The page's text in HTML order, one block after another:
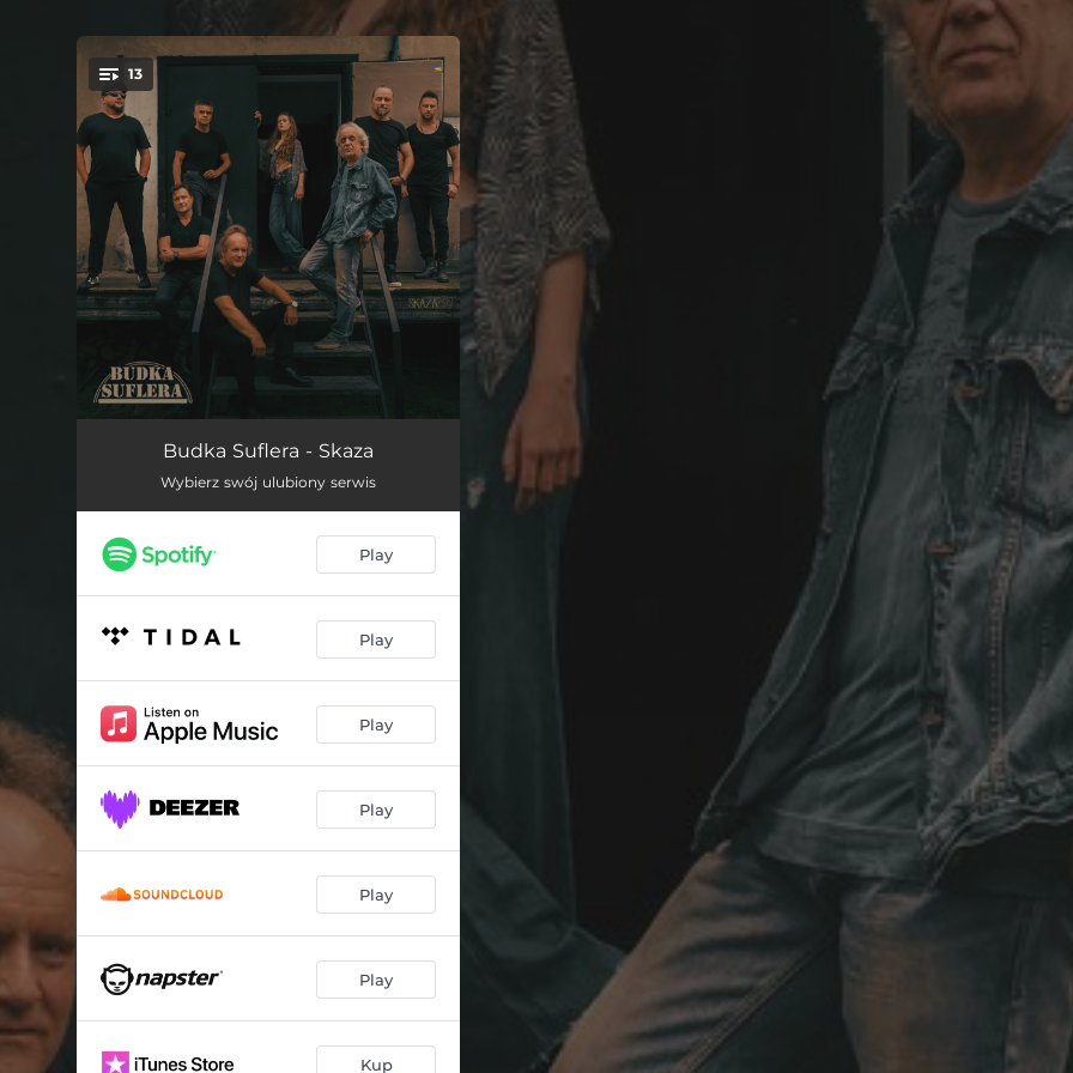
You're all set!
13
Nie tańczy już nikt
Siła strumienia 04:54
O tobie myślę w zimną noc
Przejdźmy na ty 03:37
Pieśń trywialna 03:29
Droga do celu 03:40
03:41
02:56
Miejsce na ziemi 04:39
Gdyby jutra nie było 03:48
Budka Suflera - Skaza
Wybierz swój ulubiony serwis
Play
Play
Play
Play
Play
Play
Kup